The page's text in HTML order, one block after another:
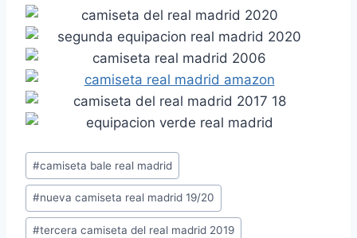
Etiquetas
de
la
entrada:
#camiseta bale real madrid
#nueva camiseta real madrid 19/20
#tercera camiseta del real madrid 2019